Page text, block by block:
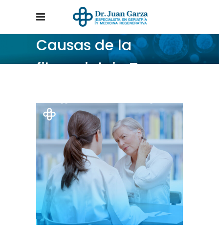
Causas de la
fibromialgia Tag